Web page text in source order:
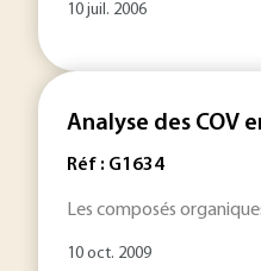
10 juil. 2006
Analyse des COV
Réf : G1634
Les composés
10 oct. 2009